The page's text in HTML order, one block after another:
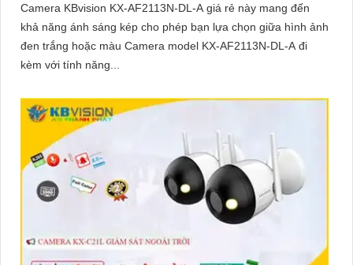
Camera KBvision KX-AF2113N-DL-A giá rẻ này mang đến
khả năng ánh sáng kép cho phép bạn lựa chọn giữa hình ảnh
đen trắng hoặc màu Camera model KX-AF2113N-DL-A đi
kèm với tính năng...